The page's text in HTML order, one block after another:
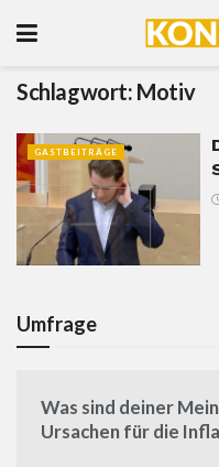
Schlagwort: Motiv
GASTBEITRÄGE
Umfrage
Was sind deiner
Ursachen für die